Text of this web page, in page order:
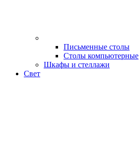
Письменные столы
Столы компьютерные
Шкафы и стеллажи
Свет